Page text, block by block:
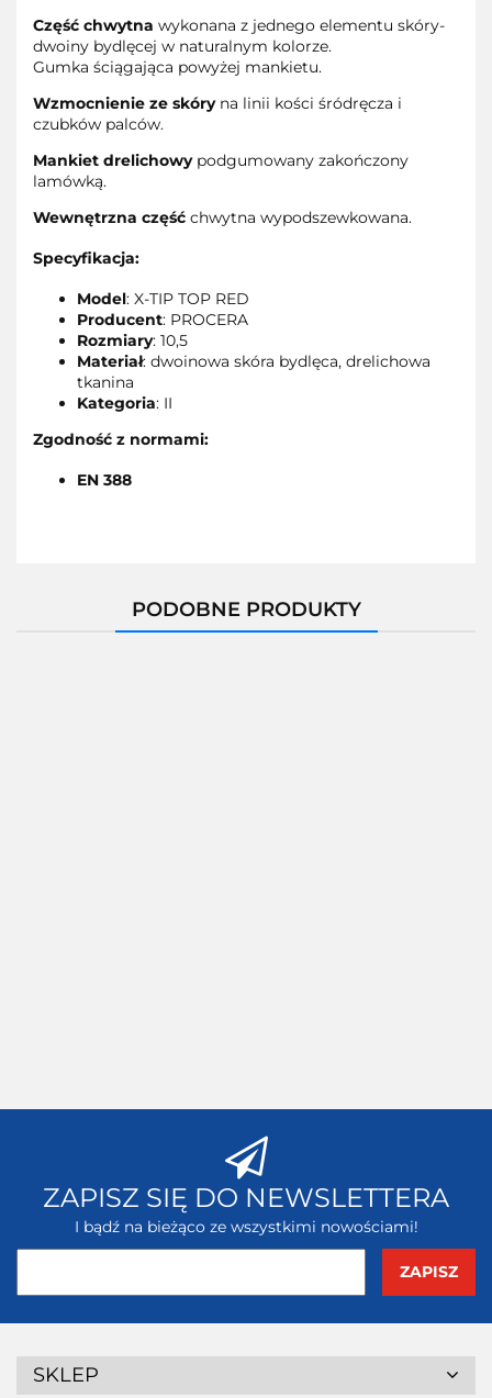
Część chwytna wykonana z jednego elementu skóry-
dwoiny bydlęcej w naturalnym kolorze.
Gumka ściągająca powyżej mankietu.
Wzmocnienie ze skóryna linii kości śródręcza i
czubków palców.
Mankiet drelichowypodgumowany zakończony
lamówką.
Wewnętrzna część chwytna wypodszewkowana.
Specyfikacja:
Model: X-TIP TOP RED
Producent: PROCERA
Rozmiary: 10,5
Materiał: dwoinowa skóra bydlęca, drelichowa
tkanina
Kategoria: II
Zgodność z normami:
EN 388
PODOBNE PRODUKTY
ZAPISZ SIĘ DO NEWSLETTERA
I bądź na bieżąco ze wszystkimi nowościami!
SKLEP